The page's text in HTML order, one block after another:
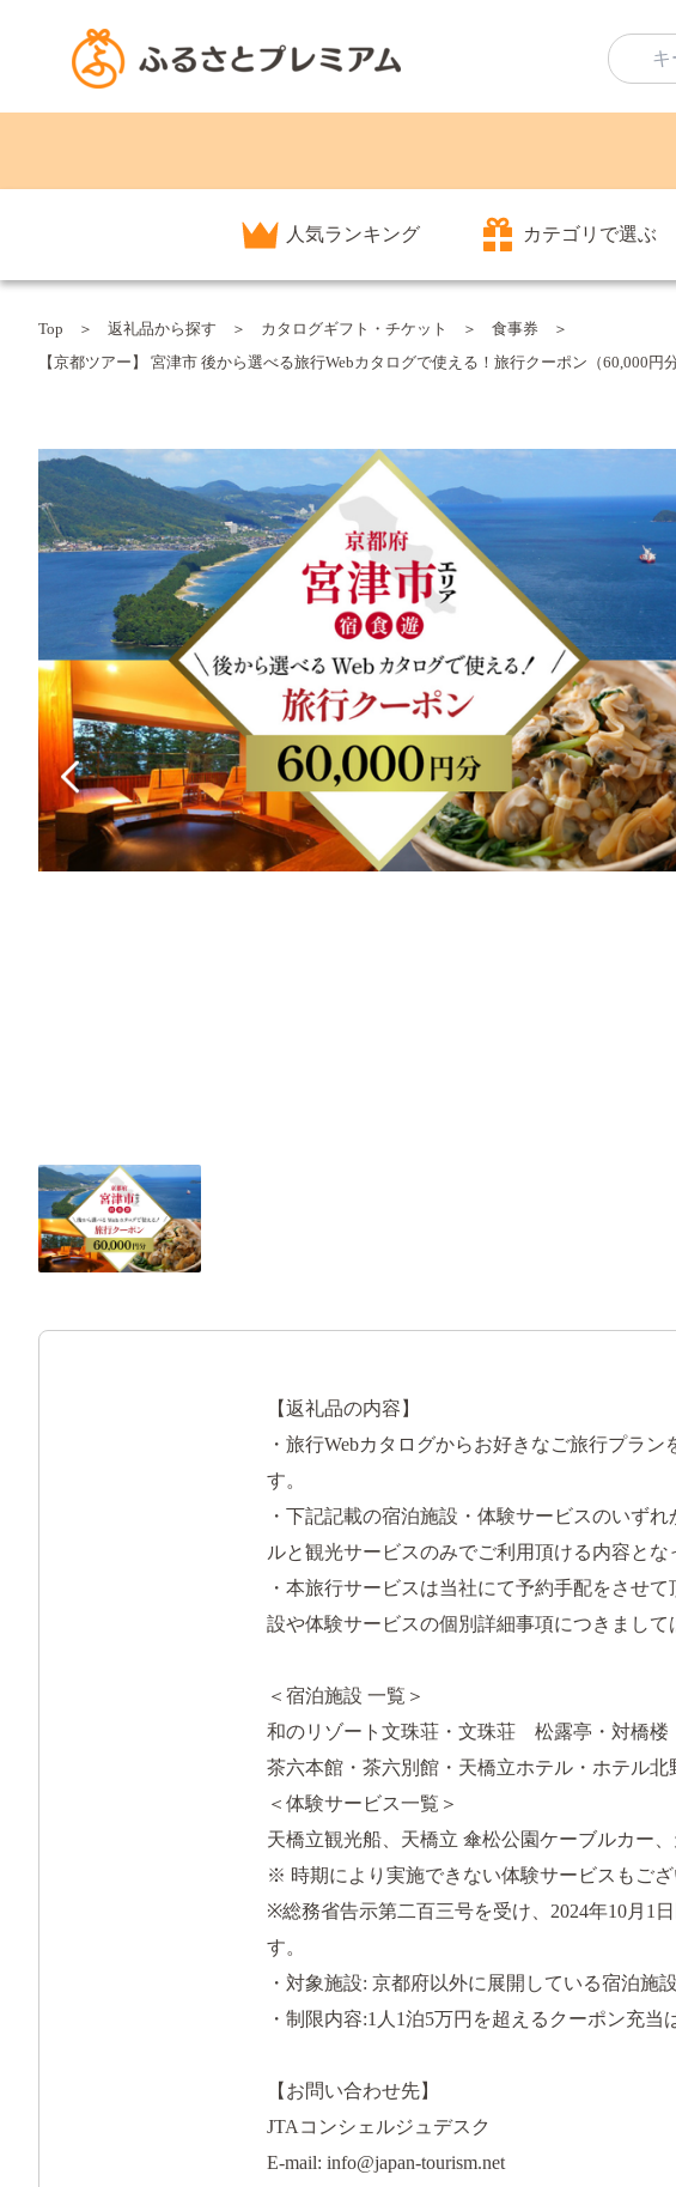
人気ランキング カテゴリで選ぶ
Top 返礼品から探す カタログギフト・チケット
食事券
【京都ツアー】 宮津市 後から選べる旅行Webカタログで使える！旅行クーポン（60,000
【返礼品の内容】
・旅行Webカタログからお好きなご旅行プラ
す。
・下記記載の宿泊施設・体験サービスのいず
ルと観光サービスのみでご利用頂ける内容とな
・本旅行サービスは当社にて予約手配をさせ
設や体験サービスの個別詳細事項につきまし
＜宿泊施設 一覧＞
和のリゾート文珠荘・文珠荘 松露亭・対橋楼
茶六本館・茶六別館・天橋立ホテル・ホテル北
＜体験サービス一覧＞
天橋立観光船、天橋立 傘松公園ケーブルカー
※ 時期により実施できない体験サービスもご
※総務省告示第二百三号を受け、2024年10月1
す。
・対象施設: 京都府以外に展開している宿泊施
・制限内容:1人1泊5万円を超えるクーポン充当
【お問い合わせ先】
JTAコンシェルジュデスク
E-mail: info@japan-tourism.net